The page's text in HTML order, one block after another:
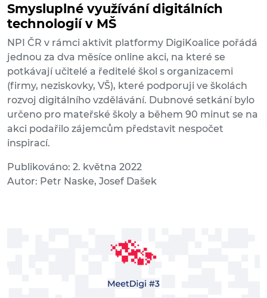
Smysluplné využívání digitálních
technologií v MŠ
NPI ČR v rámci aktivit platformy DigiKoalice pořádá
jednou za dva měsíce online akci, na které se
potkávají učitelé a ředitelé škol s organizacemi
(firmy, neziskovky, VŠ), které podporuji ve školách
rozvoj digitálního vzdělávání. Dubnové setkání bylo
určeno pro mateřské školy a během 90 minut se na
akci podařilo zájemcům představit nespočet
inspirací.
Publikováno: 2. května 2022
Autor: Petr Naske, Josef Dašek